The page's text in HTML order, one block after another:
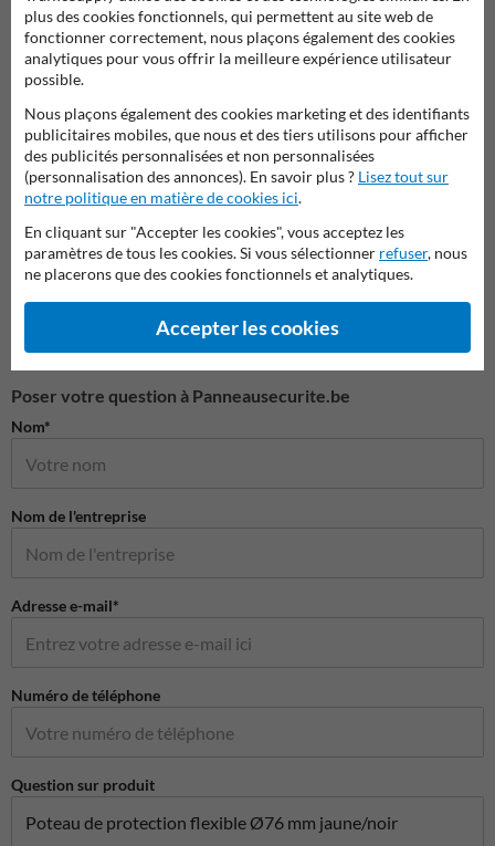
Poteaux de protection
Poser votre question à Panneausecurite.be
Nom*
Nom de l'entreprise
Adresse e-mail*
Numéro de téléphone
Question sur produit
plus des cookies fonctionnels, qui permettent au site web de
fonctionner correctement, nous plaçons également des cookies
analytiques pour vous offrir la meilleure expérience utilisateur
possible.
Nous plaçons également des cookies marketing et des identifiants
publicitaires mobiles, que nous et des tiers utilisons pour afficher
des publicités personnalisées et non personnalisées
(personnalisation des annonces). En savoir plus ? Lisez tout sur
notre politique en matière de cookies ici.
En cliquant sur "Accepter les cookies", vous acceptez les
paramètres de tous les cookies. Si vous sélectionner refuser, nous
ne placerons que des cookies fonctionnels et analytiques.
Accepter les cookies